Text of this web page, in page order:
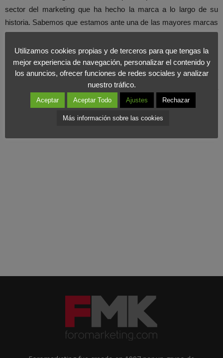
sector del marketing que ha hecho la marca a lo largo de su
historia. Sabemos que estamos ante una de las mayores marcas
de moda a nivel internacional, pero podemos pensar que uno de
los principales problemas que tiene Abercrombie &Fitch en
España son losaltos precios de sus prendas. Con la situación
económica y anímica que ahora mismo tiene la sociedad, es
muy difícil pensar que una marca de ropa con altos precios sea
Utilizamos cookies propias y de terceros para que tengas la
mejor experiencia de navegación, personalizar el contenido y
los anuncios, ofrecer funciones de redes sociales y analizar
nuestro tráfico.
Aceptar Aceptar Todo Ajustes Rechazar
Más información sobre las cookies